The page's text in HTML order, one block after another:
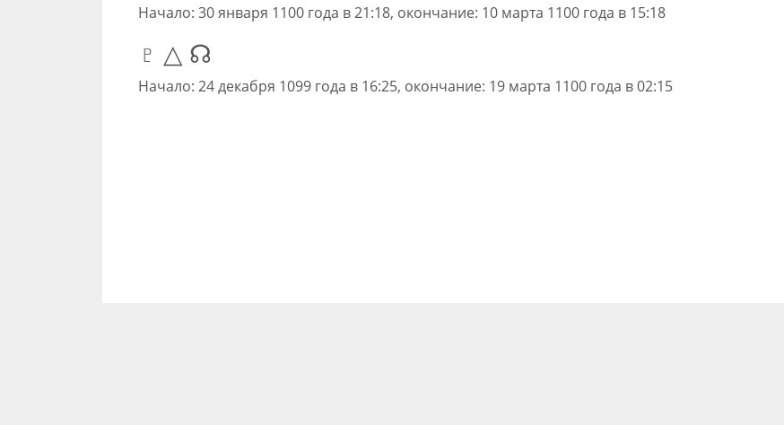
Начало: 30 января 1100 года в 21:18, окончание: 10 марта 1100 года в 15:18
♇ △ ☊
Начало: 24 декабря 1099 года в 16:25, окончание: 19 марта 1100 года в 02:15